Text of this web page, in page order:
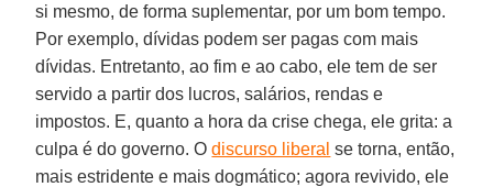
si mesmo, de forma suplementar, por um bom tempo.
Por exemplo, dívidas podem ser pagas com mais
dívidas. Entretanto, ao fim e ao cabo, ele tem de ser
servido a partir dos lucros, salários, rendas e
impostos. E, quanto a hora da crise chega, ele grita: a
culpa é do governo. Odiscurso liberal se torna, então,
mais estridente e mais dogmático; agora revivido, ele